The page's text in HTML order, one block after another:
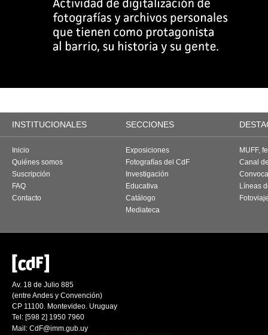
INSTITUCIONALES SECCIONES
Inicio
Quiénes somos
Suscripción
FAQ
Contacto
Exposiciones
Fotografías del CdF
Investigación
Educativa
Catálogo
Mediateca
MUFF,
Canal
Líneas
Av. 18 de Julio 885
(entre Andes y Convención)
CP 11100. Montevideo. Uruguay
Tel: [598 2] 1950 7960
Mail: CdF@imm.gub.uy